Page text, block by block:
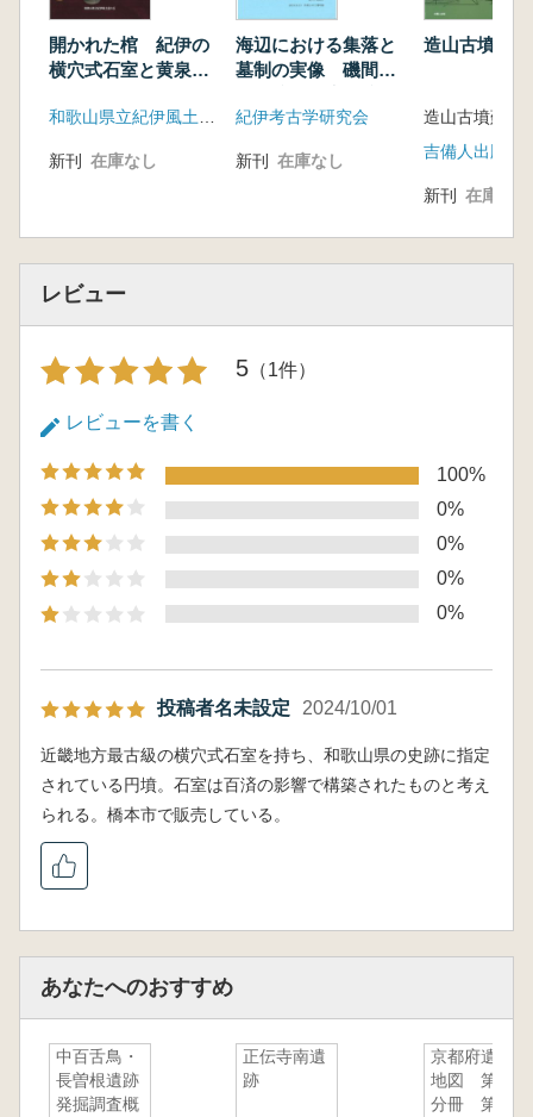
第2節 埋葬施設
第5章 出土遺物の検討
第2節 埴輪
第3節 土器
第4節 鉄製品
大岡 康之 文献に見える陵山古墳
初村 武寛 陵山古墳出土の甲冑について
加藤 一郎 陵山古墳出土の鏡について
仲辻 慧大 陵山古墳出土土器の来歴について
古墳出上の埴輪の位置づけ
太田 宏明 陵山古墳の横穴式石室復元と検討
太田 宏明 陵山古墳における横穴式石室導入
の背景について 中期後半期における埋葬施設
採用形態の変革
冨加見泰彦 紀伊の首長墓 紀ノ川流域の動態
第7章 総括
開かれた棺 紀伊の
横穴式石室と黄泉の
和歌山県立紀伊風土記の丘
新刊 在庫なし
海辺における集落と
墓制の実像 磯間岩
紀伊考古学研究会
新刊 在庫なし
造山古墳と
造山古墳蘇生
吉備人出版
新刊 在庫なし
レビュー
5 （1件）
レビューを書く
100%
0%
0%
0%
0%
投稿者名未設定 2024/10/01
近畿地方最古級の横穴式石室を持ち、和歌山県の史跡に指定
されている円墳。石室は百済の影響で構築されたものと考え
られる。橋本市で販売している。
あなたへのおすすめ
中百舌鳥・
長曽根遺跡
発掘調査概
正伝寺南遺
跡
京都府遺跡
地図 第5
分冊 第2